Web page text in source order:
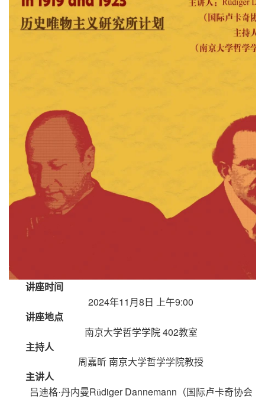
讲座时间
2024年11 月 8 日 上午9:00
讲座地点
南京大学哲学学院 402教室
主持人
周嘉昕 南京大学哲学学院教授
主讲人
吕迪格·丹内曼Rüdiger Dannemann （国际卢卡奇协会